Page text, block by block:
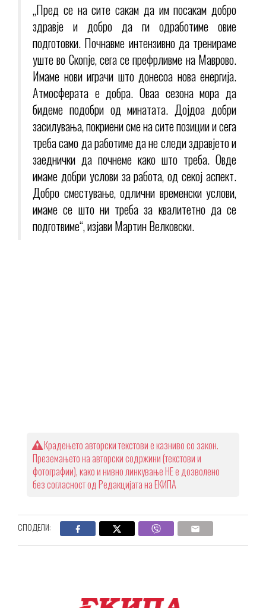
„Пред се на сите сакам да им посакам добро
здравје и добро да ги одработиме овие
подготовки. Почнавме интензивно да тренираме
уште во Скопје, сега се префрливме на Маврово.
Имаме нови играчи што донесоа нова енергија.
Атмосферата е добра. Оваа сезона мора да
бидеме подобри од минатата. Дојдоа добри
засилувања, покриени сме на сите позиции и сега
треба само да работиме да не следи здравјето и
заеднички да почнеме како што треба. Овде
имаме добри услови за работа, од секој аспект.
Добро сместување, одлични временски услови,
имаме се што ни треба за квалитетно да се
подготвиме“, изјави Мартин Велковски.
Крадењето авторски текстови е казниво со закон.
Преземањето на авторски содржини (текстови и
фотографии), како и нивно линкување НЕ е дозволено
без согласност од Редакцијата на ЕКИПА
СПОДЕЛИ: